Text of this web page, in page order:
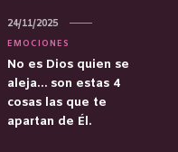
EMOCIONES
No es Dios quien se
aleja… son estas 4
cosas las que te
apartan de Él.
24/11/2025